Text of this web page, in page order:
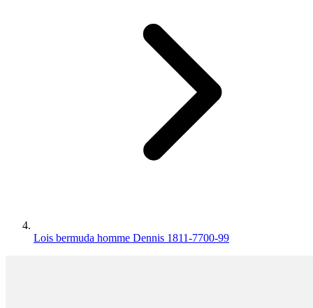
Lois bermuda homme Dennis 1811-7700-99